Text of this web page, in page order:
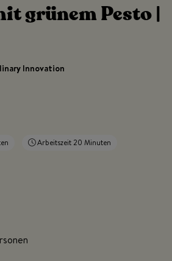
grünem Pesto |
Innovation
Arbeitszeit 20 Minuten